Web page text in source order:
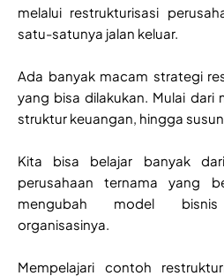
melalui restrukturisasi
satu-satunya jalan keluar.
Ada banyak macam strategi
yang bisa dilakukan. Mulai dari
struktur keuangan, hingga
Kita bisa belajar banyak
perusahaan ternama yang
mengubah model
organisasinya.
Mempelajari contoh